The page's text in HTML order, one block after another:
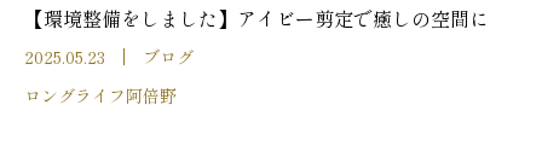
【環境整備をしました】アイビー剪定で癒しの空間に
2025.05.23
ブログ
ロングライフ阿倍野